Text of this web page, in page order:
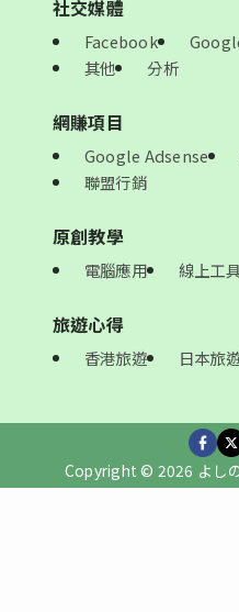
社交媒體
Facebook
其他
分析
網賺項目
Google Adsense
聯盟行銷
原創教學
電腦應用 線上工
旅遊心得
香港旅遊 日本旅
Copyright © 2026 よし